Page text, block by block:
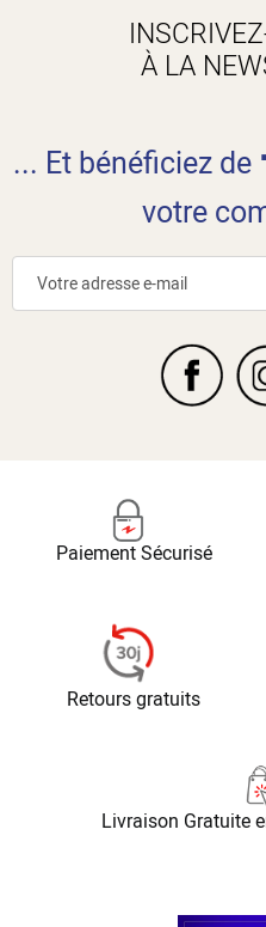
À LA
... Et bénéficiez de
votre
Paiement Sécurisé
Retours gratuits
Livraison Gratuite